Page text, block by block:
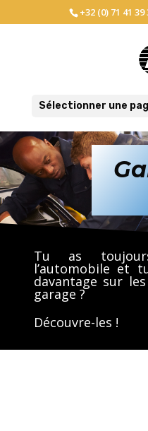
+32 (0) 71 41 39
Sélectionner une
Tu as
l’automobile et
davantage sur
garage ?
Découvre-les !